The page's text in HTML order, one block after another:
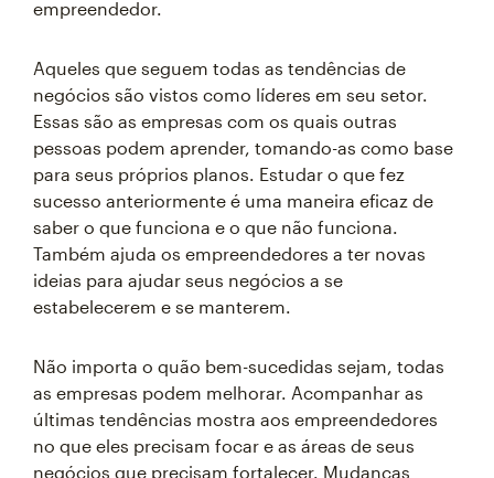
empreendedor.
Aqueles que seguem todas as tendências de
negócios são vistos como líderes em seu setor.
Essas são as empresas com os quais outras
pessoas podem aprender, tomando-as como base
para seus próprios planos. Estudar o que fez
sucesso anteriormente é uma maneira eficaz de
saber o que funciona e o que não funciona.
Também ajuda os empreendedores a ter novas
ideias para ajudar seus negócios a se
estabelecerem e se manterem.
Não importa o quão bem-sucedidas sejam, todas
as empresas podem melhorar. Acompanhar as
últimas tendências mostra aos empreendedores
no que eles precisam focar e as áreas de seus
negócios que precisam fortalecer. Mudanças